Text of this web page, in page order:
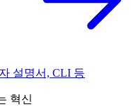
설명서, CLI 등
혁신